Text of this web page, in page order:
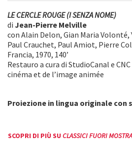
LE CERCLE ROUGE (I SENZA NOME)
di Jean-Pierre Melville
con Alain Delon, Gian Maria Volonté,
Paul Crauchet, Paul Amiot, Pierre
Francia, 1970, 140’
Restauro a cura di StudioCanal e
cinéma et de l’image animée
Proiezione in lingua originale
SCOPRI DI PIÙ SU CLASSICI FUORI MOSTRA